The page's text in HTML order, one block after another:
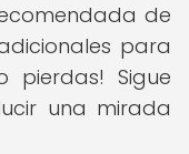
de
para
pierdas! Sigue
una mirada